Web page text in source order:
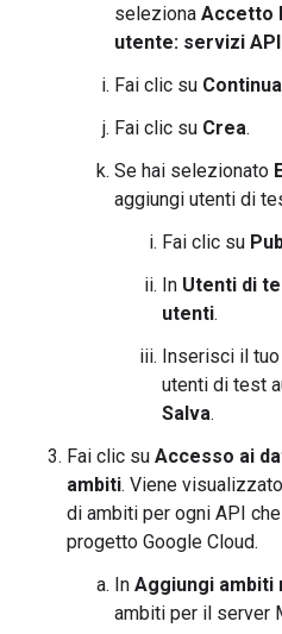
seleziona Accetto
utente: servizi
Fai clic su Continua
Fai clic su Crea.
Se hai selezionato
aggiungi utenti di
Fai clic su
In Utenti di
utenti.
Inserisci il
utenti di test
Salva.
Fai clic su Accesso ai
ambiti. Viene
di ambiti per ogni API
progetto Google Cloud.
In Aggiungi ambiti
ambiti per il server